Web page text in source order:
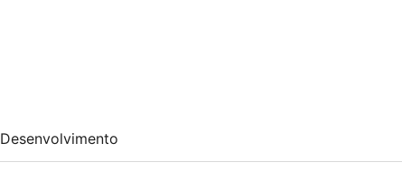
Desenvolvimento